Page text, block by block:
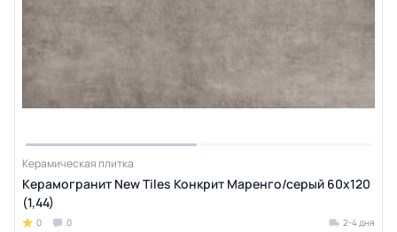
Керамическая плитка
Керамогранит New Tiles Конкрит Маренго/серый 60x120
(1,44)
0 0 2-4 дня